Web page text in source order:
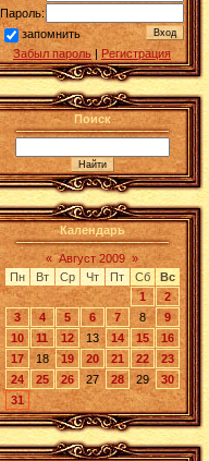
Пароль:
запомнить
Забыл пароль | Регистрация
Поиск
Календарь
« Август 2009 »
Пн
Вт Ср Чт Пт Сб
Вс
1
2
3
4 5 6 7 8
9
10
11 12 13 14 15
16
17
18 19 20 21 22
23
24
25 26 27 28 29
30
31